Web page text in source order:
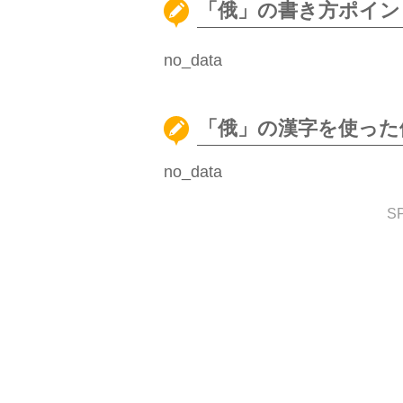
「俄」の書き方ポイ
no_data
「俄」の漢字を使っ
no_data